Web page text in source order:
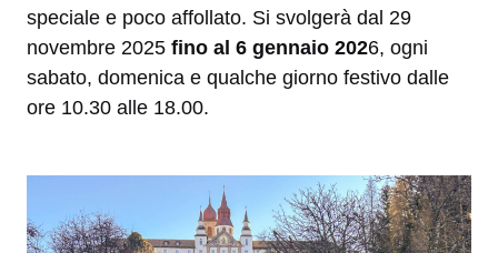
speciale e poco affollato. Si svolgerà dal 29
novembre 2025 fino al 6 gennaio 2026, ogni
sabato, domenica e qualche giorno festivo dalle
ore 10.30 alle 18.00.